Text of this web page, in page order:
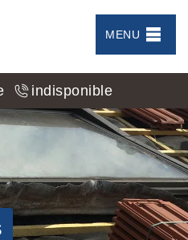
MENU
indisponible